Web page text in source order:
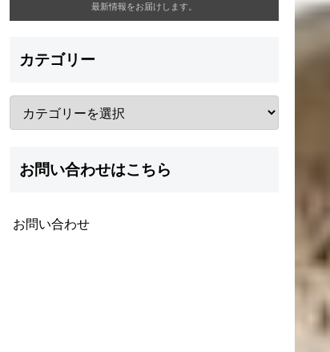
最新情報をお届けします。
カテゴリー
お問い合わせはこちら
お問い合わせ